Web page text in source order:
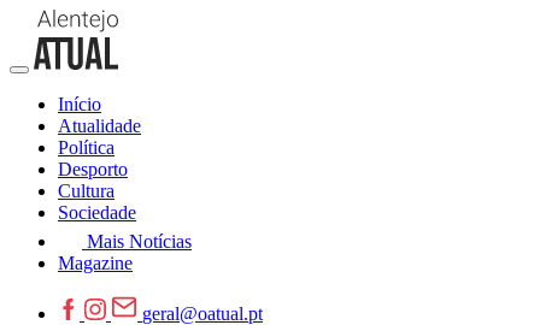
Início
Atualidade
Política
Desporto
Cultura
Sociedade
Mais Notícias
Magazine
geral@oatual.pt